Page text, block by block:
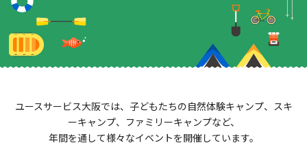
ユースサービス大阪では、子どもたちの自然体験キャンプ、スキ
ーキャンプ、ファミリーキャンプなど、
年間を通して様々なイベントを開催しています。